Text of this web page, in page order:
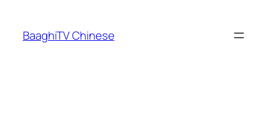
content
BaaghiTV Chinese